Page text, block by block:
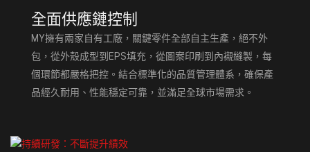
全面供應鏈控制
MY擁有兩家自有工廠，關鍵零件全部自主生產，絕不外
包，從外殼成型到EPS填充，從圖案印刷到內襯縫製，每
個環節都嚴格把控。結合標準化的品質管理體系，確保產
品經久耐用、性能穩定可靠，並滿足全球市場需求。